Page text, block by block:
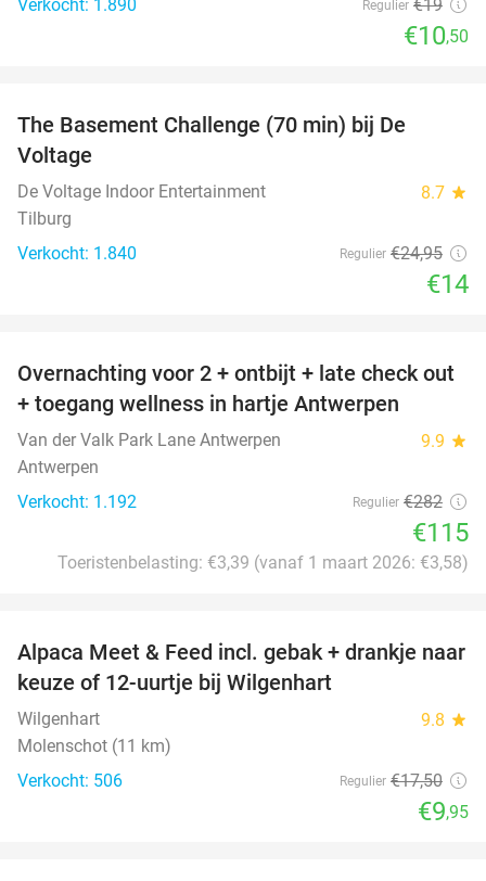
Verkocht: 1.890
Regulier €19
€10,50
The Basement Challenge (70 min) bij De
Voltage
De Voltage Indoor Entertainment 8.7 star
Tilburg
Verkocht: 1.840
Regulier €24,95
€14
59%
Overnachting voor 2 + ontbijt + late check out
+ toegang wellness in hartje Antwerpen
Van der Valk Park Lane Antwerpen 9.9 star
Antwerpen
Verkocht: 1.192
Regulier €282
€115
Toeristenbelasting: €3,39 (vanaf 1 maart 2026: €3,58)
43%
Alpaca Meet & Feed incl. gebak + drankje naar
keuze of 12-uurtje bij Wilgenhart
Wilgenhart 9.8 star
Molenschot (11 km)
Verkocht: 506
Regulier €17,50
€9,95